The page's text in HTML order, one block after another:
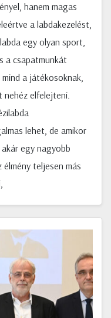
hanem magas
a labdakezelést,
egy olyan sport,
a csapatmunkát
a játékosoknak,
nehéz elfelejteni.
lehet, de amikor
egy nagyobb
teljesen más